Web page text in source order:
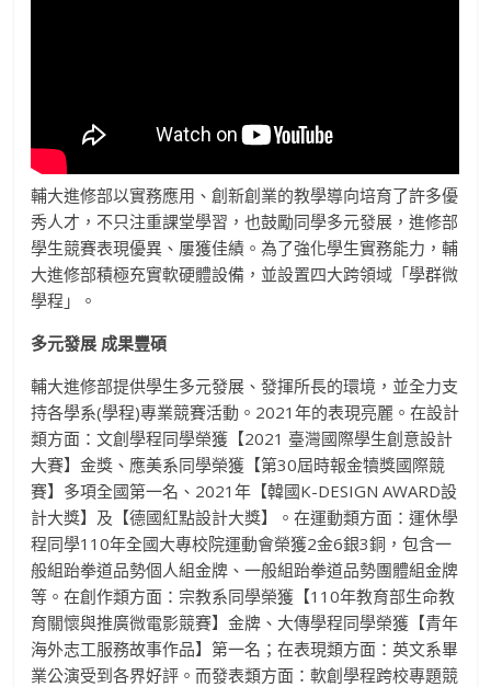
輔大進修部以實務應用、創新創業的教學導向培育了許多優
秀人才，不只注重課堂學習，也鼓勵同學多元發展，進修部
學生競賽表現優異、屢獲佳績。為了強化學生實務能力，輔
大進修部積極充實軟硬體設備，並設置四大跨領域「學群微
學程」。
多元發展 成果豐碩
輔大進修部提供學生多元發展、發揮所長的環境，並全力支
持各學系(學程)專業競賽活動。2021年的表現亮麗。在設計
類方面：文創學程同學榮獲【2021 臺灣國際學生創意設計
大賽】金獎、應美系同學榮獲【第30屆時報金犢獎國際競
賽】多項全國第一名、2021年【韓國K-DESIGN AWARD設
計大獎】及【德國紅點設計大獎】。在運動類方面：運休學
程同學110年全國大專校院運動會榮獲2金6銀3銅，包含一
般組跆拳道品勢個人組金牌、一般組跆拳道品勢團體組金牌
等。在創作類方面：宗教系同學榮獲【110年教育部生命教
育關懷與推廣微電影競賽】金牌、大傳學程同學榮獲【青年
海外志工服務故事作品】第一名；在表現類方面：英文系畢
業公演受到各界好評。而發表類方面：軟創學程跨校專題競